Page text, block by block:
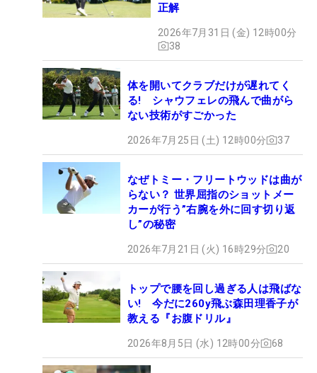
正解
2026年7月31日 (金) 12時00分
38
体を開いてクラブだけが遅れてく
る! シャウフェレの飛んで曲がら
ない技術がすごかった
2026年7月25日 (土) 12時00分 37
なぜトミー・フリートウッドは曲が
らない？ 世界屈指のショットメー
カーが行う”右腕を外に回す切り返
し”の秘密
2026年7月21日 (火) 16時29分 20
トップで腰を回し過ぎる人は飛ばな
い! 今だに260y飛ぶ森田理香子が
教える『お腹ドリル』
2026年8月5日 (水) 12時00分 68